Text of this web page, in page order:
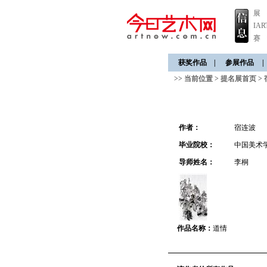
展
赛
获奖作品 参展作品
>> 当前位置 > 提名展首页 >
作者： 宿连波
毕业院校： 中国美术
导师姓名： 李桐
作品名称： 道情